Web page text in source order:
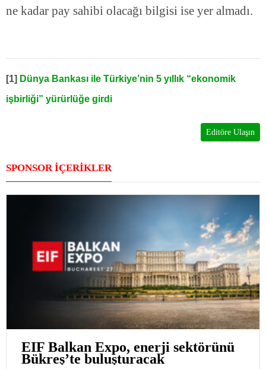
ne kadar pay sahibi olacağı bilgisi ise yer almadı.
[1] Dünya Bankası ile Türkiye’nin 5 yıllık “ekonomik
işbirliği” yürürlüğe girdi
Editöre Ulaşın
SPONSOR İÇERİKLER
EIF Balkan Expo, enerji sektörünü
Bükreş’te buluşturacak